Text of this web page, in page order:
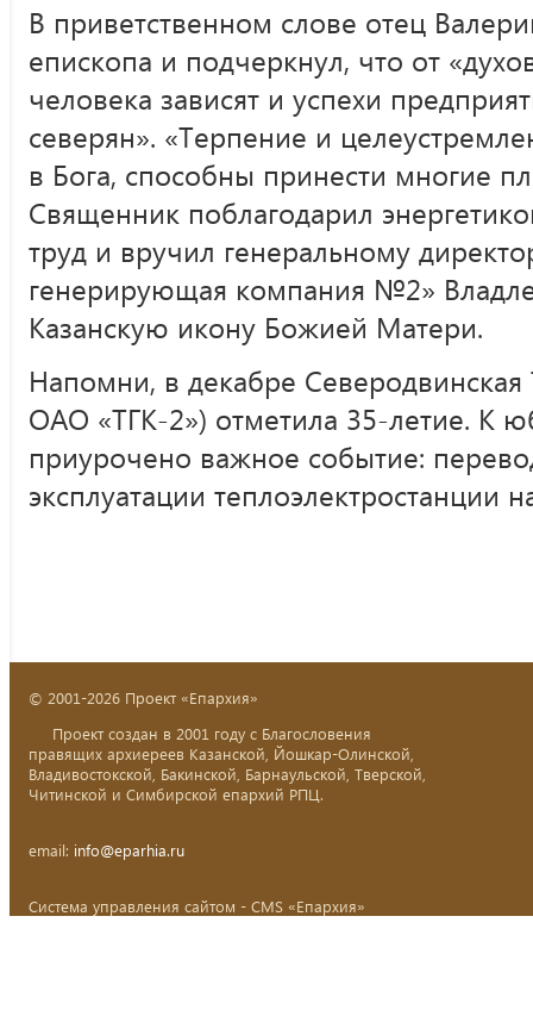
В приветственном слове отец
епископа и подчеркнул, что от
человека зависят и успехи
северян». «Терпение и
в Бога, способны принести многие
Священник поблагодарил
труд и вручил генеральному
генерирующая компания №2»
Казанскую икону Божией Матери.
Напомни, в декабре Северодвинская
ОАО «ТГК-2») отметила 35-летие. К
приурочено важное событие:
эксплуатации теплоэлектростанции
© 2001-2026 Проект «Епархия»
Проект создан в 2001 году с Благословения
правящих архиереев Казанской, Йошкар-Олинской,
Владивостокской, Бакинской, Барнаульской, Тверской,
Читинской и Симбирской епархий РПЦ.
email: info@eparhia.ru
Система управления сайтом - CMS «Епархия»